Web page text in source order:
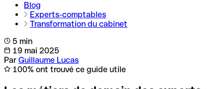
Blog
Experts-comptables
Transformation du cabinet
5 min
19 mai 2025
Par Guillaume Lucas
100% ont trouvé ce guide utile